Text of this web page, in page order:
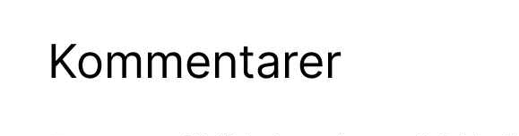
Kommentarer